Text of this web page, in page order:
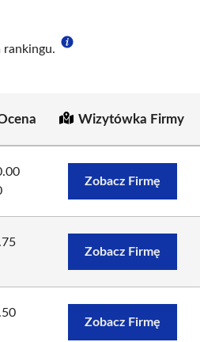
rankingu.
Wizytówka Firmy
Zobacz Firmę
Zobacz Firmę
Zobacz Firmę